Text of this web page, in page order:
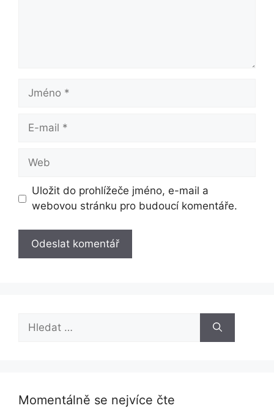
Jméno
Web
Uložit do prohlížeče jméno, e-mail a
webovou stránku pro budoucí komentáře.
Momentálně se nejvíce čte